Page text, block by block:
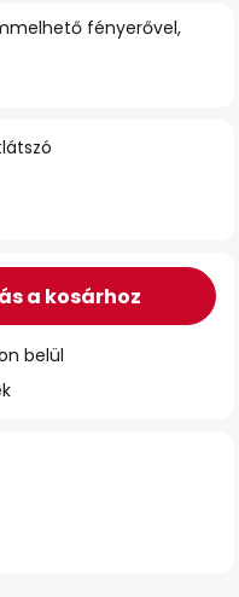
fényerővel,
a kosárhoz
belül